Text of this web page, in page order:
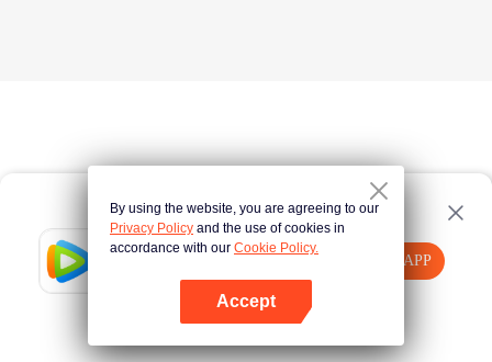
Tencent Video
เปิด APP
คลิกที่นี่ ลองใหม่อีกครั้ง
By using the website, you are agreeing to our
Privacy Policy and the use of cookies in
accordance with our Cookie Policy.
Accept